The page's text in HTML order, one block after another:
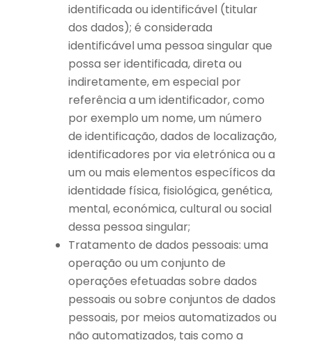
identificada ou identificável (titular
dos dados); é considerada
identificável uma pessoa singular que
possa ser identificada, direta ou
indiretamente, em especial por
referência a um identificador, como
por exemplo um nome, um número
de identificação, dados de localização,
identificadores por via eletrónica ou a
um ou mais elementos específicos da
identidade física, fisiológica, genética,
mental, económica, cultural ou social
dessa pessoa singular;
Tratamento de dados pessoais: uma
operação ou um conjunto de
operações efetuadas sobre dados
pessoais ou sobre conjuntos de dados
pessoais, por meios automatizados ou
não automatizados, tais como a